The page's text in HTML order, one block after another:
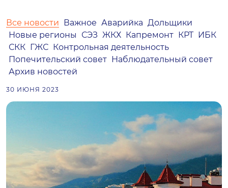
Все новости Важное Аварийка Дольщики
Новые регионы
СЭЗ ЖКХ Капремонт КРТ ИБК
СКК ГЖС Контрольная деятельность
Попечительский совет Наблюдательный совет
Архив новостей
30 ИЮНЯ 2023